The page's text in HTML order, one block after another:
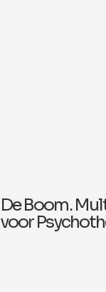
De Boom.
voor